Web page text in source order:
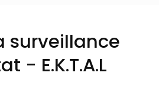
surveillance
- E.K.T.A.L